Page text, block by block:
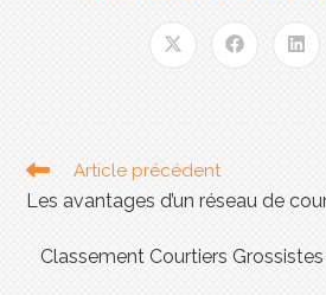
d’assurance lui renouvellent au
précieux accords
Article précédent
Les avantages d’un réseau de
Classement Courtiers